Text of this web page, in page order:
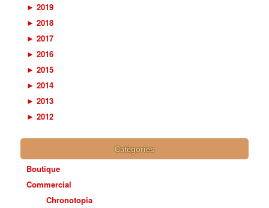
► 2019
► 2018
► 2017
► 2016
► 2015
► 2014
► 2013
► 2012
Catégories
Boutique
Commercial
Chronotopia